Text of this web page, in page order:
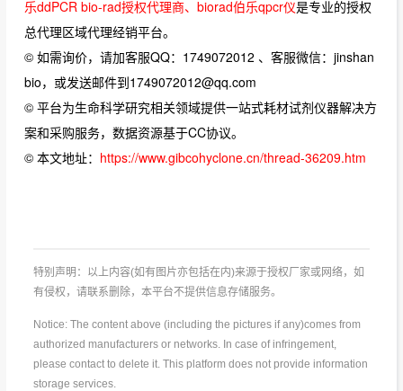
乐ddPCR bio-rad授权代理商、biorad伯乐qpcr仪是专业的授权
总代理区域代理经销平台。
© 如需询价，请加客服QQ：1749072012 、客服微信：jinshan
bio，或发送邮件到1749072012@qq.com
© 平台为生命科学研究相关领域提供一站式耗材试剂仪器解决方
案和采购服务，数据资源基于CC协议。
© 本文地址： https://www.gibcohyclone.cn/thread-36209.htm
特别声明：以上内容(如有图片亦包括在内)来源于授权厂家或网络，如
有侵权，请联系删除，本平台不提供信息存储服务。
Notice: The content above (including the pictures if any)comes from
authorized manufacturers or networks. In case of infringement,
please contact to delete it. This platform does not provide information
storage services.